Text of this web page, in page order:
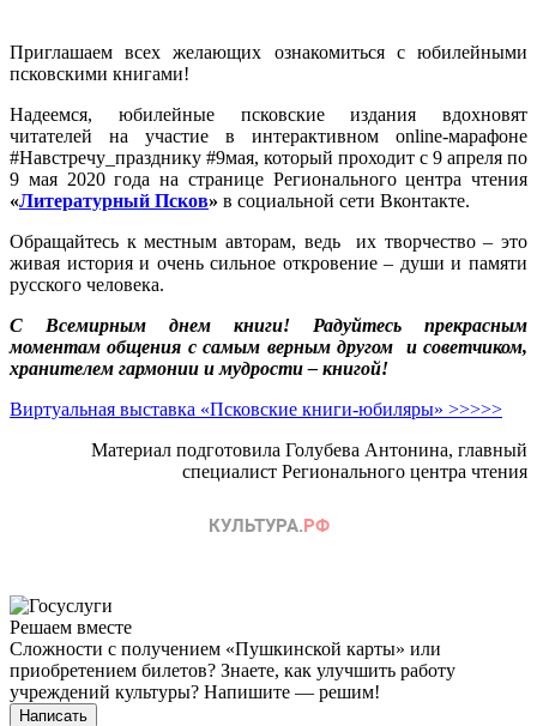
Приглашаем всех желающих ознакомиться с юбилейными
псковскими книгами!
Надеемся, юбилейные псковские издания вдохновят
читателей на участие в интерактивном online-марафоне
#Навстречу_празднику #9мая, который проходит с 9 апреля по
9 мая 2020 года на странице Регионального центра чтения
«Литературный Псков» в социальной сети Вконтакте.
Обращайтесь к местным авторам, ведь их творчество – это
живая история и очень сильное откровение – души и памяти
русского человека.
С Всемирным днем книги! Радуйтесь прекрасным
моментам общения с самым верным другом и советчиком,
хранителем гармонии и мудрости – книгой!
Виртуальная выставка «Псковские книги-юбиляры» >>>>>
Материал подготовила Голубева Антонина, главный
специалист Регионального центра чтения
Решаем вместе
Сложности с получением «Пушкинской карты» или
приобретением билетов? Знаете, как улучшить работу
учреждений культуры? Напишите — решим!
Написать